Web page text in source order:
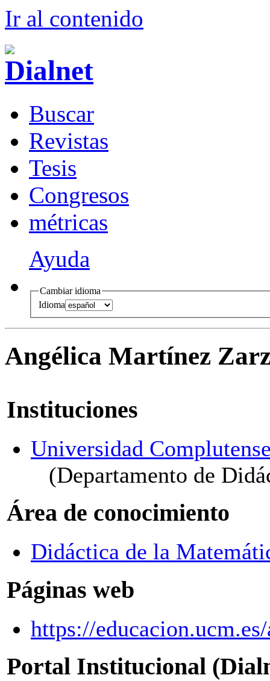
Ir al contenido
Buscar
Revistas
Tesis
Congresos
métricas
Ayuda
Cambiar idioma
Idioma
Angélica Martínez
Instituciones
Universidad
(Departamento de
Área de conocimiento
Didáctica de la
Páginas web
https://
Portal Institucional